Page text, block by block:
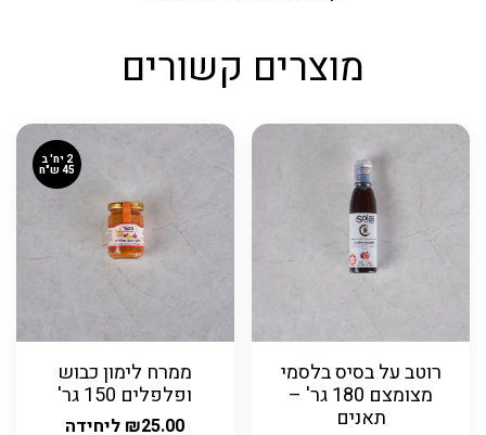
מוצרים קשורים
רוטב על בסיס בלסמי
מצומצם 180 גר' –
תאנים
ממרח לימון כבוש
ופלפלים 150 גר'
₪25.00 ליחידה
2 יח' ב
45 ש"ח